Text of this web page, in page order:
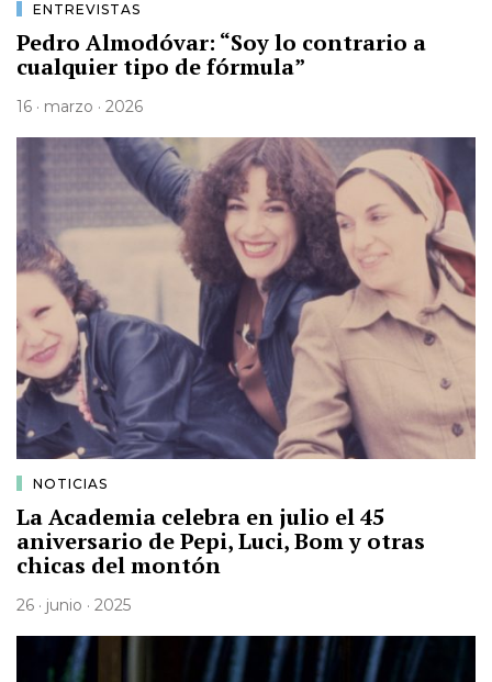
ENTREVISTAS
Pedro Almodóvar: “Soy lo contrario a
cualquier tipo de fórmula”
16 · marzo · 2026
NOTICIAS
La Academia celebra en julio el 45
aniversario de Pepi, Luci, Bom y otras
chicas del montón
26 · junio · 2025